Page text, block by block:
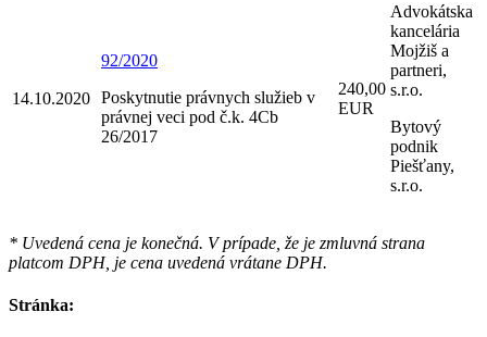
14.10.2020
92/2020
Poskytnutie právnych služieb v
právnej veci pod č.k. 4Cb
26/2017
240,00
EUR
Advokátska
kancelária
Mojžiš a
partneri,
s.r.o.
Bytový
podnik
Piešťany,
s.r.o.
* Uvedená cena je konečná. V prípade, že je zmluvná strana
platcom DPH, je cena uvedená vrátane DPH.
Stránka: